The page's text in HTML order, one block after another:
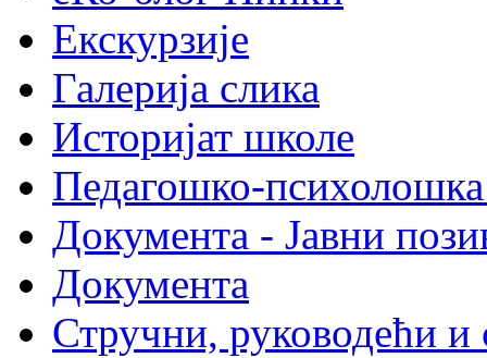
Екскурзије
Галерија слика
Историјат школе
Педагошко-психолошка
Документа - Јавни
Документа
Стручни, руководећи и